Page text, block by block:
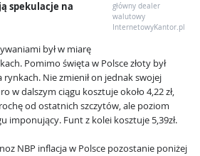
główny dealer
walutowy
InternetowyKantor.pl
spekulacje na
był w miarę
Pomimo święta w Polsce złoty był
Nie zmienił on jednak swojej
w dalszym ciągu kosztuje około 4,22 zł,
od ostatnich szczytów, ale poziom
imponujący. Funt z kolei kosztuje 5,39zł.
NBP inflacja w Polsce pozostanie poniżej